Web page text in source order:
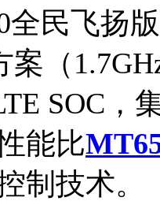
全民飞扬
案（
SOC，
能比
制技术。